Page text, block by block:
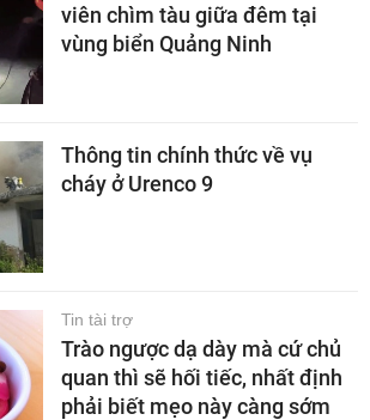
viên chìm tàu giữa đêm tại
vùng biển Quảng Ninh
Thông tin chính thức về vụ
cháy ở Urenco 9
Tin tài trợ
Trào ngược dạ dày mà cứ chủ
quan thì sẽ hối tiếc, nhất định
phải biết mẹo này càng sớm